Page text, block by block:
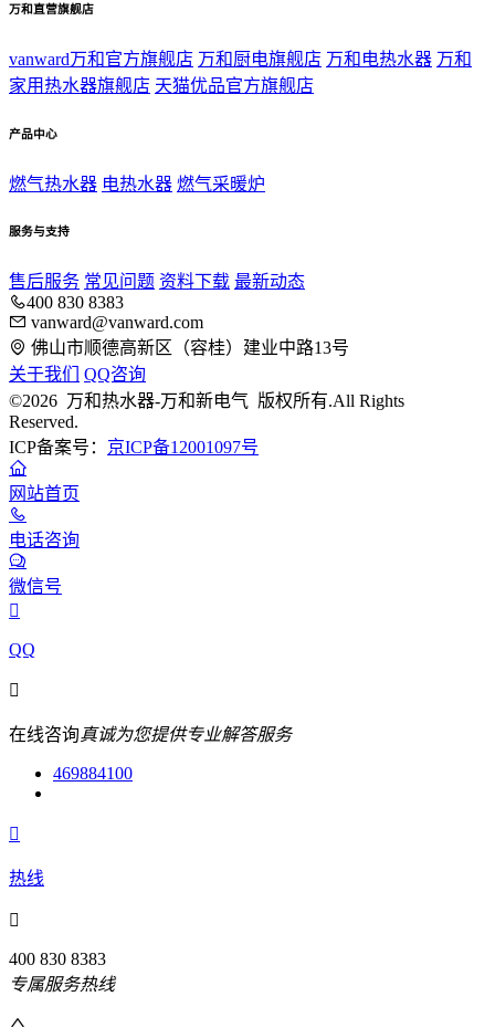
万和直营旗舰店
vanward万和官方旗舰店 万和厨电旗舰店 万和电热水器 万和
家用热水器旗舰店 天猫优品官方旗舰店
产品中心
燃气热水器 电热水器 燃气采暖炉
服务与支持
售后服务 常见问题 资料下载 最新动态
400 830 8383
vanward@vanward.com
佛山市顺德高新区（容桂）建业中路13号
关于我们
QQ咨询
©2026 万和热水器-万和新电气 版权所有.All Rights
Reserved.
ICP备案号： 京ICP备12001097号
网站首页
电话咨询
微信号

QQ

在线咨询真诚为您提供专业解答服务
469884100

热线

400 830 8383
专属服务热线